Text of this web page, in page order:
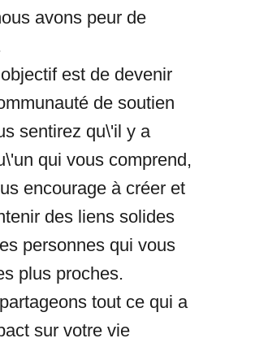
avons peur de
est de devenir
de soutien
sentirez qu\'il y a
qui vous comprend,
encourage à créer et
des liens solides
personnes qui vous
plus proches.
tout ce qui a
sur votre vie